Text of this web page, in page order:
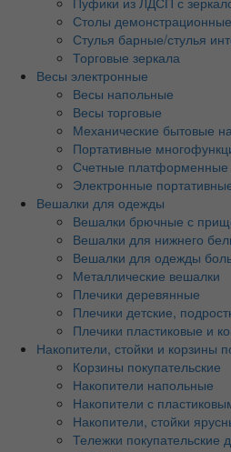
Столы
Стулья барные/стулья
Торговые зеркала
Весы электронные
Весы напольные
Весы торговые
Механические бытовые
Портативные
Счетные платформенные
Электронные
Вешалки для одежды
Вешалки брючные с
Вешалки для нижнего
Вешалки для одежды
Металлические вешалки
Плечики деревянные
Плечики детские,
Плечики пластиковые и
Накопители, стойки и корзины
Корзины покупательские
Накопители напольные
Накопители с
Накопители, стойки
Тележки покупательские